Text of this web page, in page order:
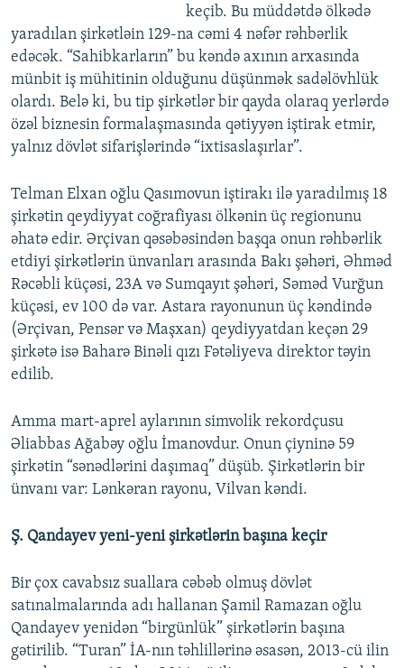
keçib. Bu müddətdə ölkədə
yaradılan şirkətləin 129-na cəmi 4 nəfər rəhbərlik
edəcək. “Sahibkarların” bu kəndə axının arxasında
münbit iş mühitinin olduğunu düşünmək sadəlövhlük
olardı. Belə ki, bu tip şirkətlər bir qayda olaraq yerlərdə
özəl biznesin formalaşmasında qətiyyən iştirak etmir,
yalnız dövlət sifarişlərində “ixtisaslaşırlar”.
Telman Elxan oğlu Qasımovun iştirakı ilə yaradılmış 18
şirkətin qeydiyyat coğrafiyası ölkənin üç regionunu
əhatə edir. Ərçivan qəsəbəsindən başqa onun rəhbərlik
etdiyi şirkətlərin ünvanları arasında Bakı şəhəri, Əhməd
Rəcəbli küçəsi, 23A və Sumqayıt şəhəri, Səməd Vurğun
küçəsi, ev 100 də var. Astara rayonunun üç kəndində
(Ərçivan, Pensər və Maşxan) qeydiyyatdan keçən 29
şirkətə isə Baharə Binəli qızı Fətəliyeva direktor təyin
edilib.
Amma mart-aprel aylarının simvolik rekordçusu
Əliabbas Ağabəy oğlu İmanovdur. Onun çiyninə 59
şirkətin “sənədlərini daşımaq” düşüb. Şirkətlərin bir
ünvanı var: Lənkəran rayonu, Vilvan kəndi.
Ş. Qandayev yeni-yeni şirkətlərin başına keçir
Bir çox cavabsız suallara cəbəb olmuş dövlət
satınalmalarında adı hallanan Şamil Ramazan oğlu
Qandayev yenidən “birgünlük” şirkətlərin başına
gətirilib. “Turan” İA-nın təhlillərinə əsasən, 2013-cü ilin